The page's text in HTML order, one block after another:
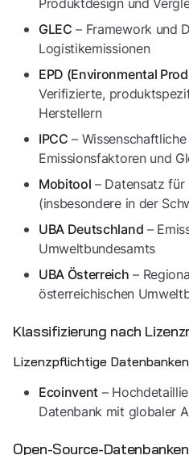
Produktdesign und
GLEC – Framework und
Logistikemissionen
EPD (Environmental
Verifizierte,
Herstellern
IPCC –
Emissionsfaktoren und
Mobitool – Datensatz
(insbesondere in der
UBA Deutschland –
Umweltbundesamts
UBA Österreich –
österreichischen
Klassifizierung nach
Lizenzpflichtige Datenbanken
Ecoinvent –
Datenbank mit globaler
Open-Source-Datenbanken